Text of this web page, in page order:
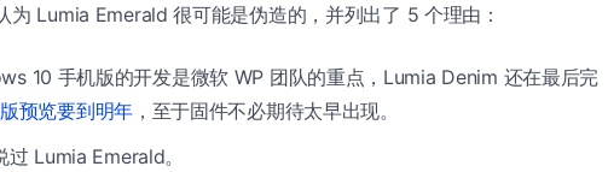
Lumia Emerald 很可能是伪造的，并列出了 5 个理由：
10 手机版的开发是微软 WP 团队的重点，Lumia Denim 还在最后完
预览要到明年，至于固件不必期待太早出现。
Lumia Emerald。